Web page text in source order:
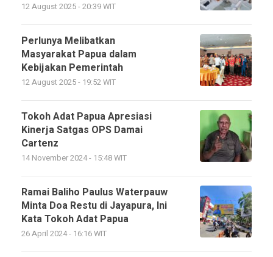
12 August 2025 - 20:39 WIT
Perlunya Melibatkan
Masyarakat Papua dalam
Kebijakan Pemerintah
12 August 2025 - 19:52 WIT
Tokoh Adat Papua Apresiasi
Kinerja Satgas OPS Damai
Cartenz
14 November 2024 - 15:48 WIT
Ramai Baliho Paulus Waterpauw
Minta Doa Restu di Jayapura, Ini
Kata Tokoh Adat Papua
26 April 2024 - 16:16 WIT